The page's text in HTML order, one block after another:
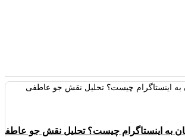
به اینستاگرام چیست؟ تحلیل نقش جو